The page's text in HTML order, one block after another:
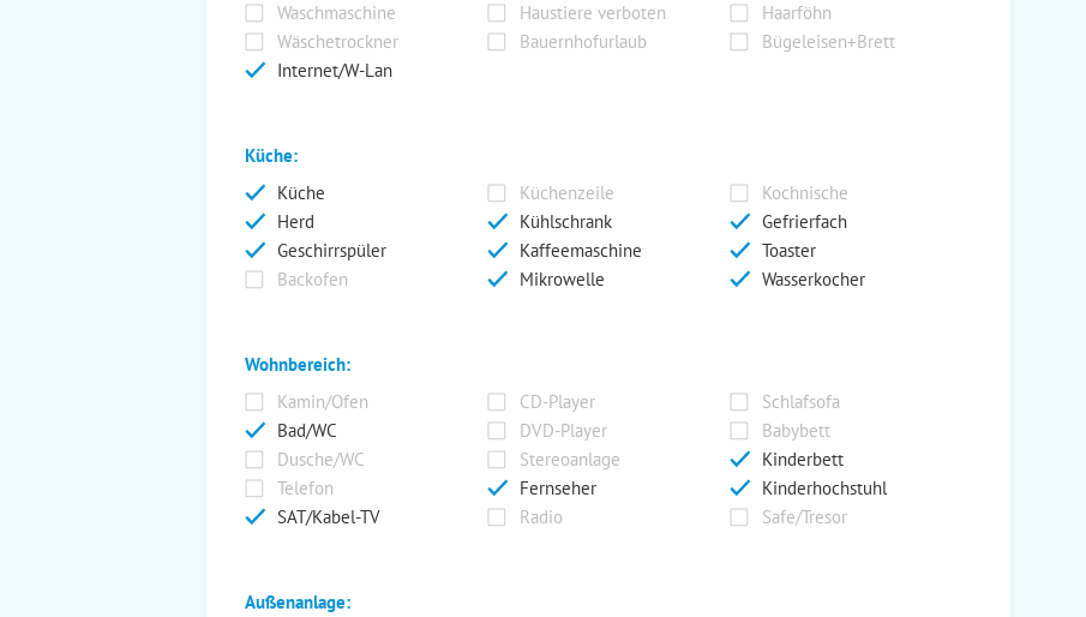
Waschmaschine
Haustiere verboten
Haarföhn
Wäschetrockner
Bauernhofurlaub
Bügeleisen+Brett
Internet/W-Lan
Küche:
Küche
Küchenzeile
Kochnische
Herd
Kühlschrank
Gefrierfach
Geschirrspüler
Kaffeemaschine
Toaster
Backofen
Mikrowelle Wasserkocher
Wohnbereich:
Kamin/Ofen
CD-Player
Schlafsofa
Bad/WC
DVD-Player
Babybett
Dusche/WC
Stereoanlage
Kinderbett
Telefon
Fernseher
Kinderhochstuhl
SAT/Kabel-TV
Radio Safe/Tresor
Außenanlage: